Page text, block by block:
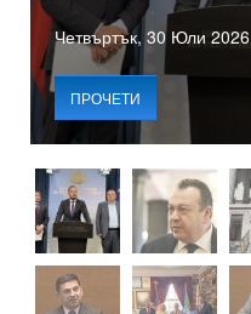
Четвъртък, 30 Юли 2026
ПРОЧЕТИ